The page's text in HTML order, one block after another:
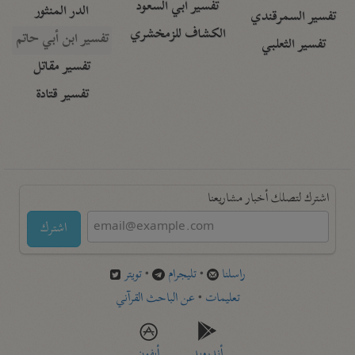
تفسير السمرقندي
تفسير الثعلبي
تفسير أبي السعود
الكشاف للزمخشري
الدر المنثور
تفسير ابن أبي حاتم
تفسير مقاتل
تفسير قتادة
اشترك لتصلك أخبار مشاريعنا
اشترك
راسلنا •تليجرام •تويتر
تعليمات •عن الباحث القرآني